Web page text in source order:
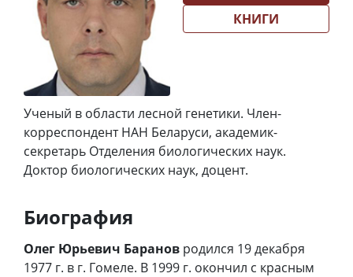
Ученый в области лесной генетики. Член-
корреспондент НАН Беларуси, академик-
секретарь Отделения биологических наук.
Доктор биологических наук, доцент.
КНИГИ
Биография
Олег Юрьевич Баранов родился 19 декабря
1977 г. в г. Гомеле. В 1999 г. окончил с красным